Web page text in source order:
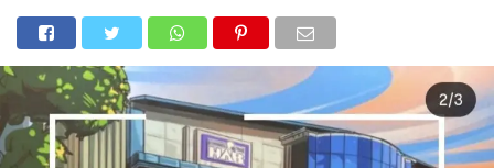
उत्तराखंडअल्मोड़ाउत्तरकाशी चंपावतचमोली
टिहरी गढ़वाल
देहरादूननैनीतालपिथौरागढ़ पौड़ी गढ़वाल बागेश्वररुद्रप्रयाग हरिद्वार देशदुनिया
मनोरंजन